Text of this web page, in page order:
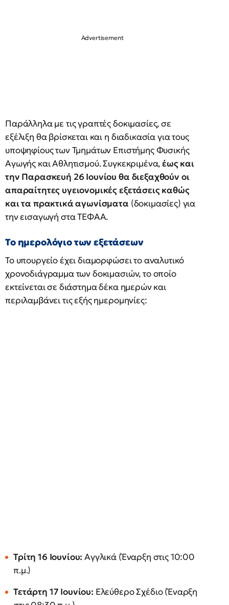
Παράλληλα με τις γραπτές δοκιμασίες, σε
εξέλιξη θα βρίσκεται και η διαδικασία για τους
υποψηφίους των Τμημάτων Επιστήμης Φυσικής
Αγωγής και Αθλητισμού. Συγκεκριμένα,έως και
την Παρασκευή 26 Ιουνίου θα διεξαχθούν οι
απαραίτητες υγειονομικές εξετάσεις καθώς
και τα πρακτικά αγωνίσματα (δοκιμασίες) για
την εισαγωγή στα ΤΕΦΑΑ.
Το ημερολόγιο των εξετάσεων
Το υπουργείο έχει διαμορφώσει το αναλυτικό
χρονοδιάγραμμα των δοκιμασιών, το οποίο
εκτείνεται σε διάστημα δέκα ημερών και
περιλαμβάνει τις εξής ημερομηνίες:
Τρίτη 16 Ιουνίου: Αγγλικά (Έναρξη στις 10:00
π.μ.)
Τετάρτη 17 Ιουνίου: Ελεύθερο Σχέδιο (Έναρξη